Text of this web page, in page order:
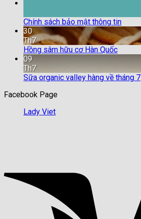
Chính sách bảo mật thông tin
30
Th7
Hồng sâm hữu cơ Hàn Quốc
09
Th7
Sữa organic valley hàng về tháng 7
Facebook Page
Lady Viet